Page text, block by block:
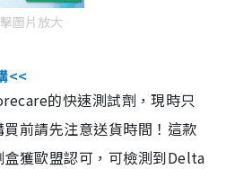
圖片放大
<<
的快速測試劑，現時只
前請先注意送貨時間！這款
獲歐盟認可，可檢測到Delta